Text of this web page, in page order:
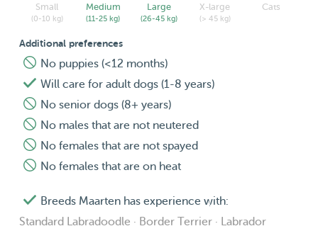
Small
(0-10 kg)
Medium
(11-25 kg)
Large
(26-45 kg)
X-large
(> 45 kg)
Cats
Additional preferences
No puppies (<12 months)
Will care for adult dogs (1-8 years)
No senior dogs (8+ years)
No males that are not neutered
No females that are not spayed
No females that are on heat
Breeds Maarten has experience with:
Standard Labradoodle · Border Terrier · Labrador